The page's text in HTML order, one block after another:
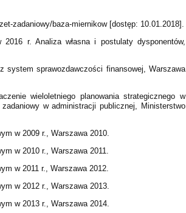
zadaniowy/baza-miernikow [dostęp: 10.01.2018].
r. Analiza własna i postulaty dysponentów,
system sprawozdawczości finansowej, Warszawa
wieloletniego planowania strategicznego w
w administracji publicznej, Ministerstwo
w 2009 r., Warszawa 2010.
w 2010 r., Warszawa 2011.
w 2011 r., Warszawa 2012.
w 2012 r., Warszawa 2013.
w 2013 r., Warszawa 2014.